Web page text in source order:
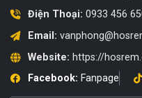
Điện Thoại: 0933 456
Email:
Website: https://
Facebook: Fanpage